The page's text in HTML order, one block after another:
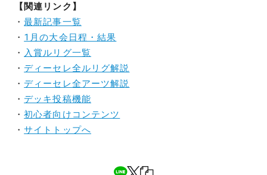
【関連リンク】
・最新記事一覧
・ 1月の大会日程・結果
・ 入賞ルリグ一覧
・ ディーセレ全ルリグ解説
・ ディーセレ全アーツ解説
・ デッキ投稿機能
・初心者向けコンテンツ
・サイトトップへ